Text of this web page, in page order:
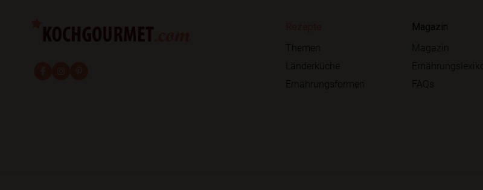
Themen
Länderküche
Ernährungsformen
Magazin
Magazin
FAQs